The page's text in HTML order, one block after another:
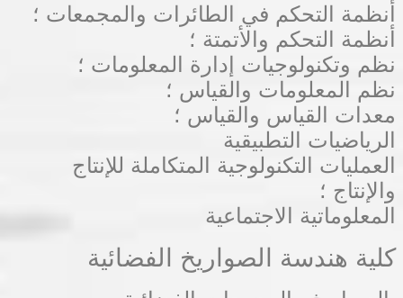
أنظمة التحكم في الطائرات والمجمعات ؛
أنظمة التحكم والأتمتة ؛
نظم وتكنولوجيات إدارة المعلومات ؛
نظم المعلومات والقياس ؛
معدات القياس والقياس ؛
الرياضيات التطبيقية
العمليات التكنولوجية المتكاملة للإنتاج
والإنتاج ؛
المعلوماتية الاجتماعية
كلية هندسة الصواريخ الفضائية